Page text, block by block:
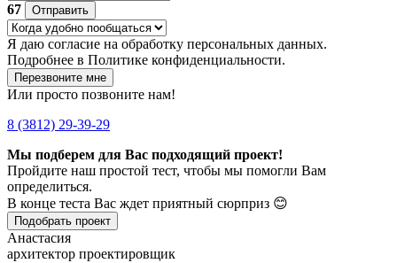
67
Отправить
Я даю согласие на обработку персональных данных.
Подробнее в Политике конфиденциальности.
Перезвоните мне
Или просто позвоните нам!
8 (3812) 29-39-29
Мы подберем для Вас подходящий проект!
Пройдите наш простой тест, чтобы мы помогли Вам
определиться.
В конце теста Вас ждет приятный сюрприз 😊
Подобрать проект
Анастасия
архитектор проектировщик